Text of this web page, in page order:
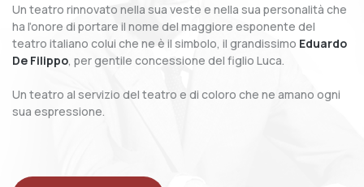
Un teatro rinnovato nella sua veste e nella sua personalità che
ha l’onore di portare il nome del maggiore esponente del
teatro italiano colui che ne è il simbolo, il grandissimo Eduardo
De Filippo, per gentile concessione del figlio Luca.
Un teatro al servizio del teatro e di coloro che ne amano ogni
sua espressione.